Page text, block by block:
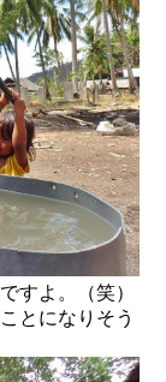
すよ。（笑）
とになりそう